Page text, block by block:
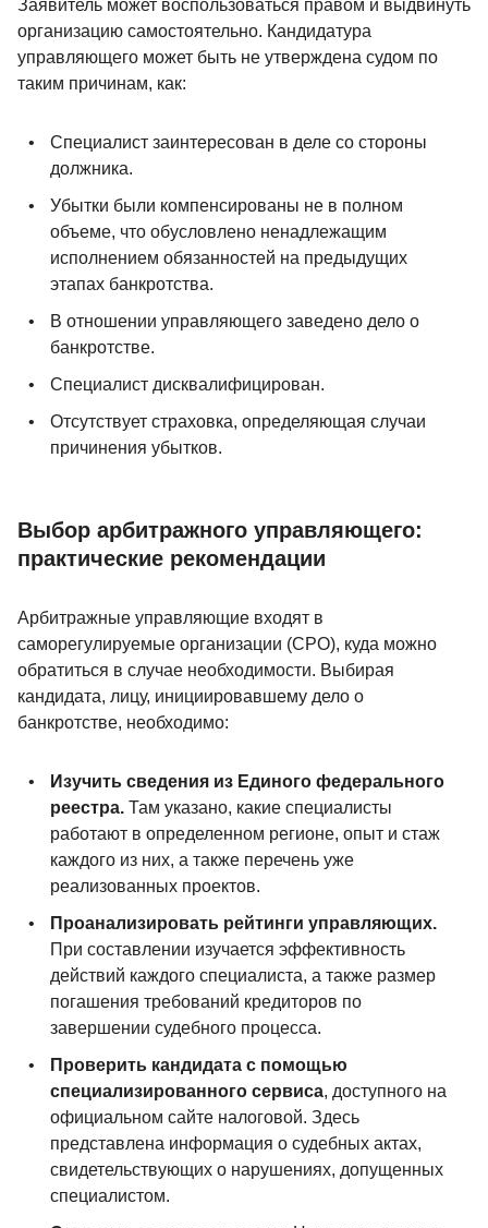
Заявитель может воспользоваться правом и выдвинуть
организацию самостоятельно. Кандидатура
управляющего может быть не утверждена судом по
таким причинам, как:
Специалист заинтересован в деле со стороны
должника.
Убытки были компенсированы не в полном
объеме, что обусловлено ненадлежащим
исполнением обязанностей на предыдущих
этапах банкротства.
В отношении управляющего заведено дело о
банкротстве.
Специалист дисквалифицирован.
Отсутствует страховка, определяющая случаи
причинения убытков.
Выбор арбитражного управляющего:
практические рекомендации
Арбитражные управляющие входят в
саморегулируемые организации (СРО), куда можно
обратиться в случае необходимости. Выбирая
кандидата, лицу, инициировавшему дело о
банкротстве, необходимо:
Изучить сведения из Единого федерального
реестра. Там указано, какие специалисты
работают в определенном регионе, опыт и стаж
каждого из них, а также перечень уже
реализованных проектов.
Проанализировать рейтинги управляющих.
При составлении изучается эффективность
действий каждого специалиста, а также размер
погашения требований кредиторов по
завершении судебного процесса.
Проверить кандидата с помощью
специализированного сервиса, доступного на
официальном сайте налоговой. Здесь
представлена информация о судебных актах,
свидетельствующих о нарушениях, допущенных
специалистом.